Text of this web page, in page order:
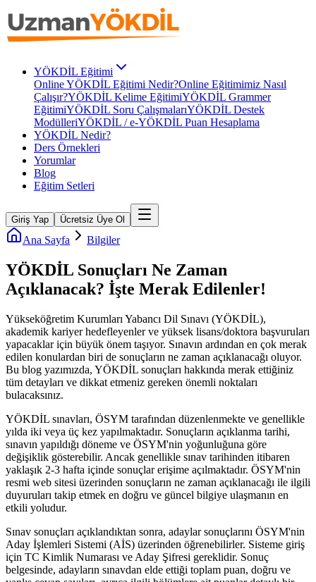
YÖKDİL Eğitimi
Online YÖKDİL Eğitimi Nedir?Online Eğitimimiz Nasıl
Çalışır?YÖKDİL Kelime EğitimiYÖKDİL Grammer
EğitimiYÖKDİL Soru ÇalışmalarıYÖKDİL Destek
ModülleriYÖKDİL / e-YÖKDİL Puan Hesaplama
YÖKDİL Nedir?
Ders Örnekleri
Yorumlar
Blog
Eğitim Setleri
Giriş Yap Ücretsiz Üye Ol
Ana Sayfa Bilgiler
YÖKDİL Sonuçları Ne Zaman
Açıklanacak? İşte Merak Edilenler!
Yükseköğretim Kurumları Yabancı Dil Sınavı (YÖKDİL),
akademik kariyer hedefleyenler ve yüksek lisans/doktora başvuruları
yapacaklar için büyük önem taşıyor. Sınavın ardından en çok merak
edilen konulardan biri de sonuçların ne zaman açıklanacağı oluyor.
Bu blog yazımızda, YÖKDİL sonuçları hakkında merak ettiğiniz
tüm detayları ve dikkat etmeniz gereken önemli noktaları
bulacaksınız.
YÖKDİL sınavları, ÖSYM tarafından düzenlenmekte ve genellikle
yılda iki veya üç kez yapılmaktadır. Sonuçların açıklanma tarihi,
sınavın yapıldığı döneme ve ÖSYM'nin yoğunluğuna göre
değişiklik gösterebilir. Ancak genellikle sınav tarihinden itibaren
yaklaşık 2-3 hafta içinde sonuçlar erişime açılmaktadır. ÖSYM'nin
resmi web sitesi üzerinden sonuçların ne zaman açıklanacağı ile ilgili
duyuruları takip etmek en doğru ve güncel bilgiye ulaşmanın en
etkili yoludur.
Sınav sonuçları açıklandıktan sonra, adaylar sonuçlarını ÖSYM'nin
Aday İşlemleri Sistemi (AİS) üzerinden öğrenebilirler. Sisteme giriş
için TC Kimlik Numarası ve Aday Şifresi gereklidir. Sonuç
belgesinde, adayların sınavdan elde ettiği toplam puan, doğru ve